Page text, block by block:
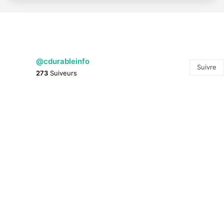
@cdurableinfo
273 Suiveurs
Suivre